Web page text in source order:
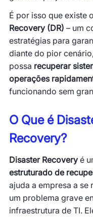
É por isso que existe o
Recovery (DR) – um
estratégias para
diante do pior
possa recuperar
operações
funcionando sem
O Que é
Recovery?
Disaster Recovery é
estruturado de
ajuda a empresa a se
um problema grave
infraestrutura de TI.